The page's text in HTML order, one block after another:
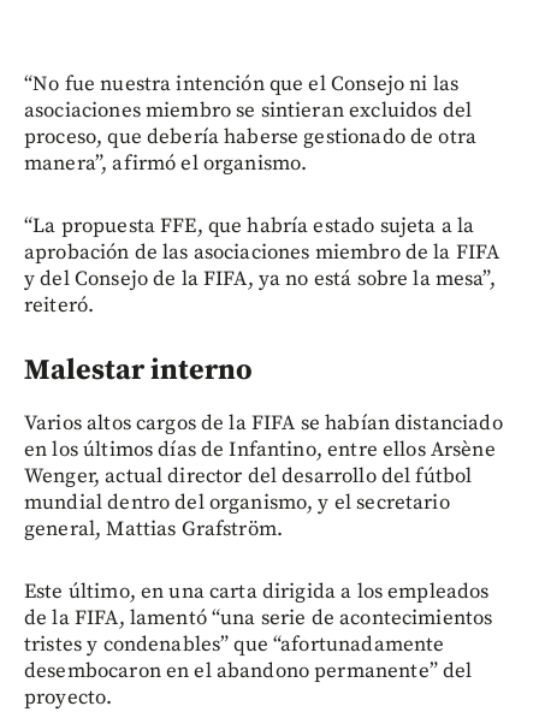
“No fue nuestra intención que el Consejo ni las
asociaciones miembro se sintieran excluidos del
proceso, que debería haberse gestionado de otra
manera”, afirmó el organismo.
“La propuesta FFE, que habría estado sujeta a la
aprobación de las asociaciones miembro de la FIFA
y del Consejo de la FIFA, ya no está sobre la mesa”,
reiteró.
Malestar interno
Varios altos cargos de la FIFA se habían distanciado
en los últimos días de Infantino, entre ellos Arsène
Wenger, actual director del desarrollo del fútbol
mundial dentro del organismo, y el secretario
general, Mattias Grafström.
Este último, en una carta dirigida a los empleados
de la FIFA, lamentó “una serie de acontecimientos
tristes y condenables” que “afortunadamente
desembocaron en el abandono permanente” del
proyecto.